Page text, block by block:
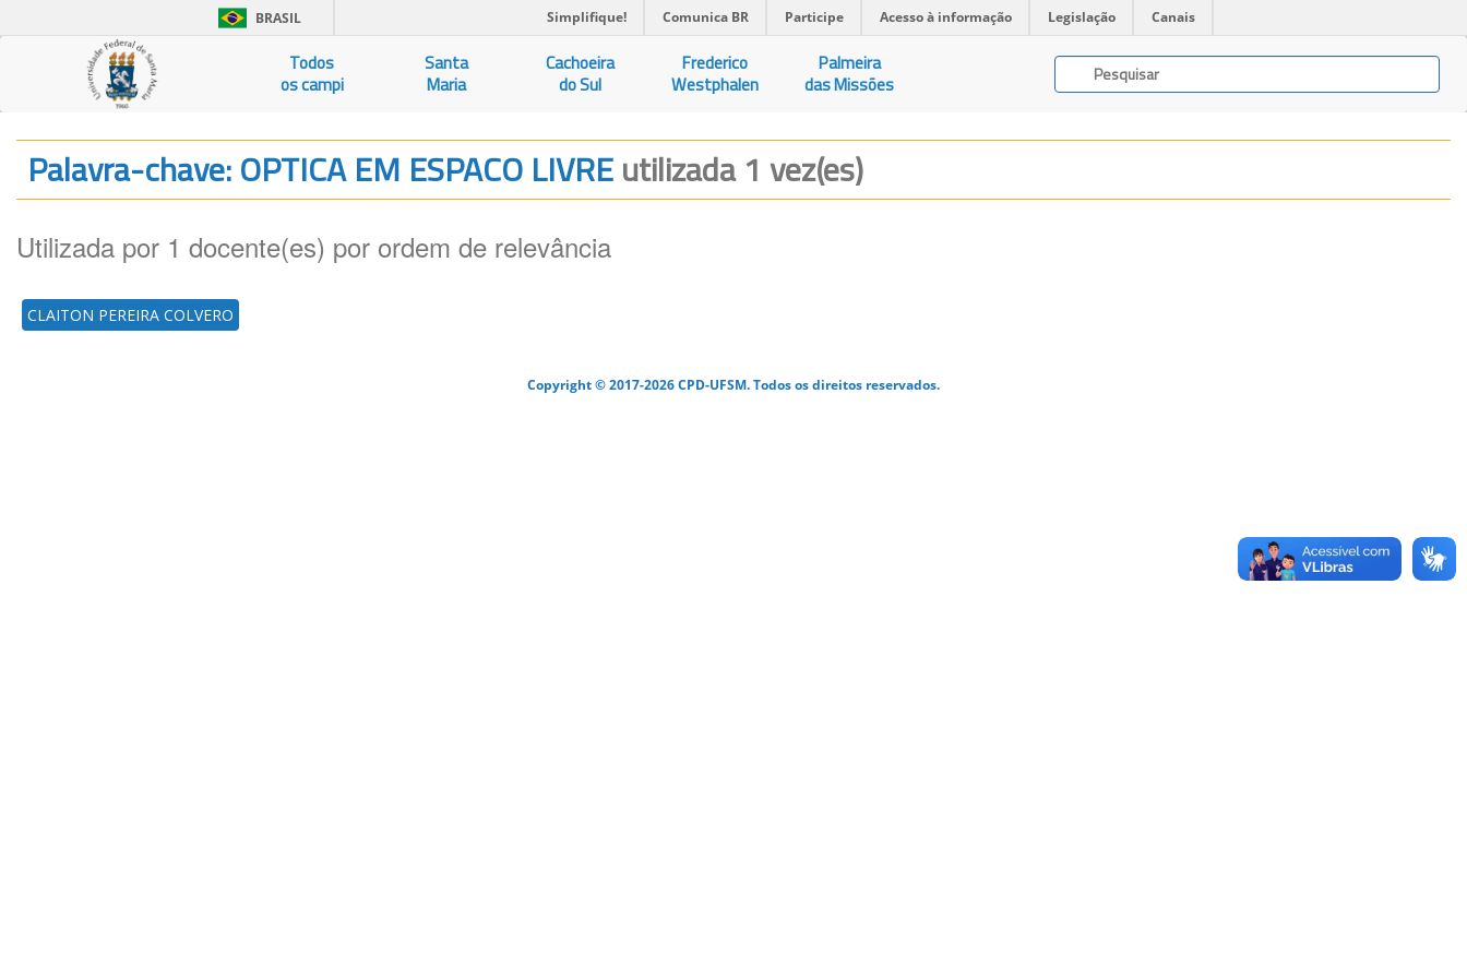
BRASIL Simplifique! Comunica BR Participe Acesso à informação Legislação Canais
Todos
os campi
Santa
Maria
Cachoeira
do Sul
Frederico
Westphalen
Palmeira
das Missões
Palavra-chave: OPTICA EM ESPACO LIVREutilizada 1 vez(es)
Utilizada por 1 docente(es) por ordem de relevância
CLAITON PEREIRA COLVERO
Copyright © 2017-2026 CPD-UFSM. Todos os direitos reservados.